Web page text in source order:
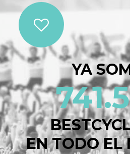
YA
EN TODO EL